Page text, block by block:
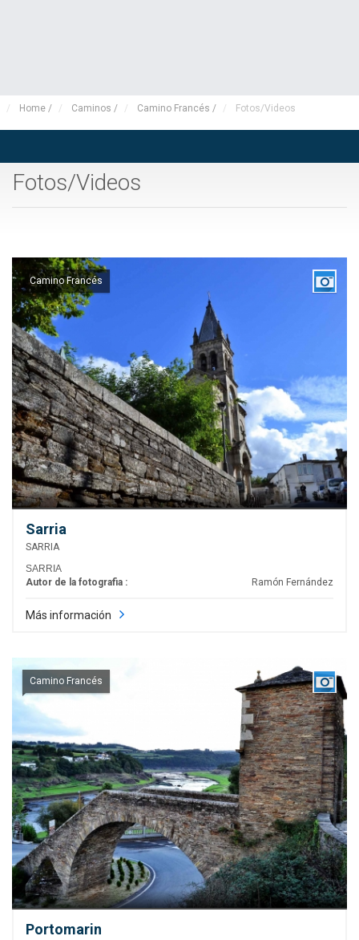
Home / Caminos / Camino Francés / Fotos/Videos
Fotos/Videos
Camino Francés
Sarria
SARRIA
SARRIA
Autor de la fotografia :
Ramón Fernández
Más información
Camino Francés
Portomarin